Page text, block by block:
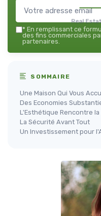
Real
* En remplissant ce
des fins commerciales
partenaires.
SOMMAIRE
Une Maison Qui Vous
Des Economies
L'Esthétique Rencontre
La Sécurité Avant Tout
Un Investissement pour